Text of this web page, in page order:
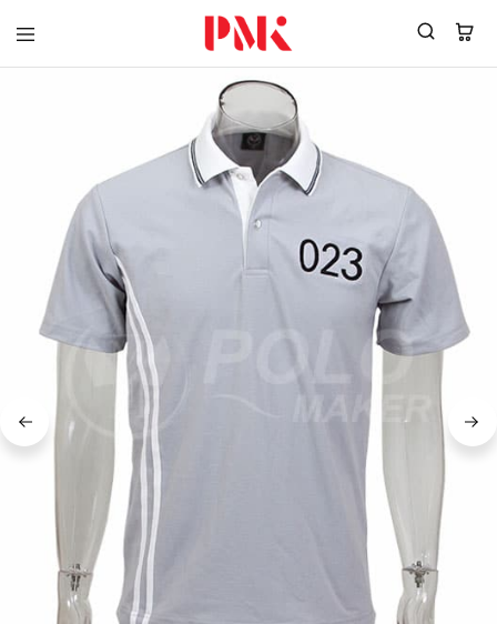
PMK
Polomaker
สินค้า
สร้าง
แบรนด์
ผู้
ยูนิฟอร์ม
บริษัท
มาตรฐาน
ISO9001
อุตสาหกรรม
ที่2